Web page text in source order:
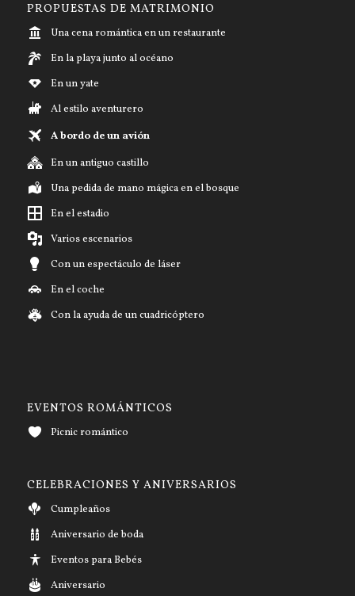
PROPUESTAS DE MATRIMONIO
Una cena romántica en un restaurante
En la playa junto al océano
En un yate
Al estilo aventurero
A bordo de un avión
En un antiguo castillo
Una pedida de mano mágica en el bosque
En el estadio
Varios escenarios
Con un espectáculo de láser
En el coche
Con la ayuda de un cuadricóptero
EVENTOS ROMÁNTICOS
Picnic romántico
CELEBRACIONES Y ANIVERSARIOS
Cumpleaños
Aniversario de boda
Eventos para Bebés
Aniversario